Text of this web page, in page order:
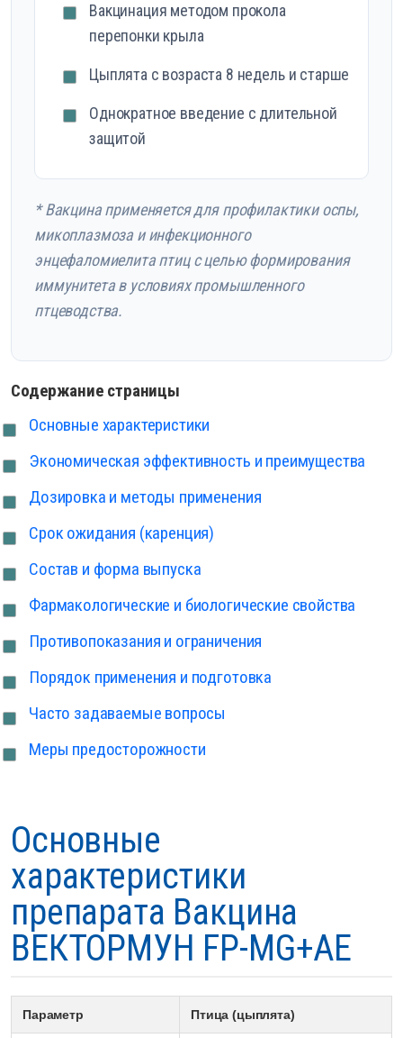
Вакцинация методом прокола
перепонки крыла
Цыплята с возраста 8 недель и старше
Однократное введение с длительной
защитой
* Вакцина применяется для профилактики оспы,
микоплазмоза и инфекционного
энцефаломиелита птиц с целью формирования
иммунитета в условиях промышленного
птцеводства.
Содержание страницы
Основные характеристики
Экономическая эффективность и преимущества
Дозировка и методы применения
Срок ожидания (каренция)
Состав и форма выпуска
Фармакологические и биологические свойства
Противопоказания и ограничения
Порядок применения и подготовка
Часто задаваемые вопросы
Меры предосторожности
Основные
характеристики
препарата Вакцина
ВЕКТОРМУН FP-MG+AE
Параметр Птица (цыплята)